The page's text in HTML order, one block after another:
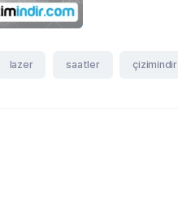
lazer saatler çizimindir